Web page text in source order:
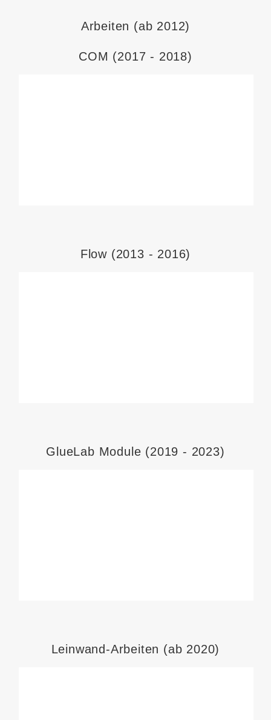
Arbeiten (ab 2012)
COM (2017 - 2018)
Flow (2013 - 2016)
GlueLab Module (2019 - 2023)
Leinwand-Arbeiten (ab 2020)